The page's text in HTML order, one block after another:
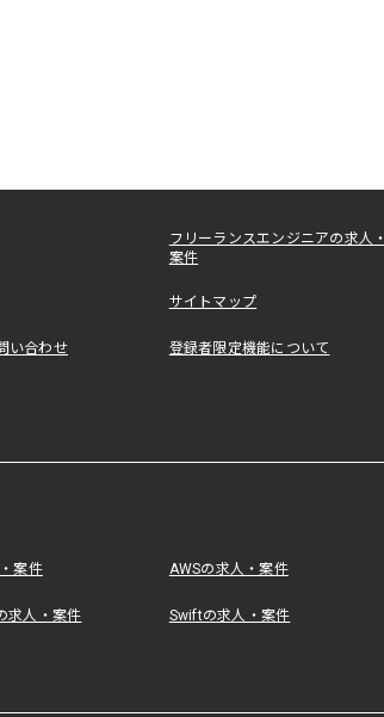
フリーランスエンジニアの求人・
案件
サイトマップ
い合わせ 登録者限定機能について
案件 AWSの求人・案件
求人・案件 Swiftの求人・案件